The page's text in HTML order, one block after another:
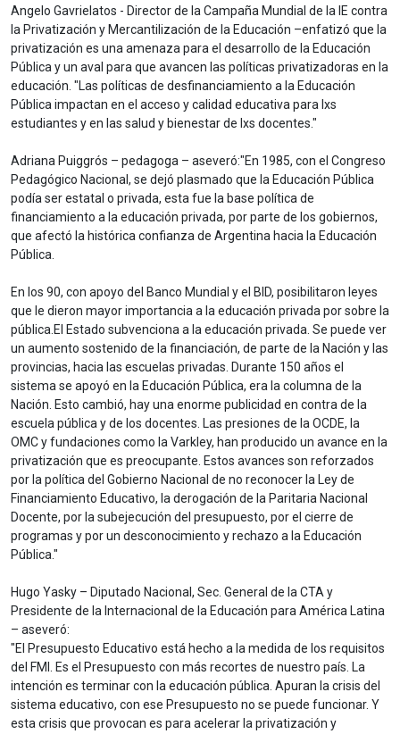
Angelo Gavrielatos - Director de la Campaña Mundial de la IE contra
la Privatización y Mercantilización de la Educación –enfatizó que la
privatización es una amenaza para el desarrollo de la Educación
Pública y un aval para que avancen las políticas privatizadoras en la
educación. "Las políticas de desfinanciamiento a la Educación
Pública impactan en el acceso y calidad educativa para lxs
estudiantes y en las salud y bienestar de lxs docentes."
Adriana Puiggrós – pedagoga – aseveró:"En 1985, con el Congreso
Pedagógico Nacional, se dejó plasmado que la Educación Pública
podía ser estatal o privada, esta fue la base política de
financiamiento a la educación privada, por parte de los gobiernos,
que afectó la histórica confianza de Argentina hacia la Educación
Pública.
En los 90, con apoyo del Banco Mundial y el BID, posibilitaron leyes
que le dieron mayor importancia a la educación privada por sobre la
pública.El Estado subvenciona a la educación privada. Se puede ver
un aumento sostenido de la financiación, de parte de la Nación y las
provincias, hacia las escuelas privadas. Durante 150 años el
sistema se apoyó en la Educación Pública, era la columna de la
Nación. Esto cambió, hay una enorme publicidad en contra de la
escuela pública y de los docentes. Las presiones de la OCDE, la
OMC y fundaciones como la Varkley, han producido un avance en la
privatización que es preocupante. Estos avances son reforzados
por la política del Gobierno Nacional de no reconocer la Ley de
Financiamiento Educativo, la derogación de la Paritaria Nacional
Docente, por la subejecución del presupuesto, por el cierre de
programas y por un desconocimiento y rechazo a la Educación
Pública."
Hugo Yasky – Diputado Nacional, Sec. General de la CTA y
Presidente de la Internacional de la Educación para América Latina
– aseveró:
"El Presupuesto Educativo está hecho a la medida de los requisitos
del FMI. Es el Presupuesto con más recortes de nuestro país. La
intención es terminar con la educación pública. Apuran la crisis del
sistema educativo, con ese Presupuesto no se puede funcionar. Y
esta crisis que provocan es para acelerar la privatización y